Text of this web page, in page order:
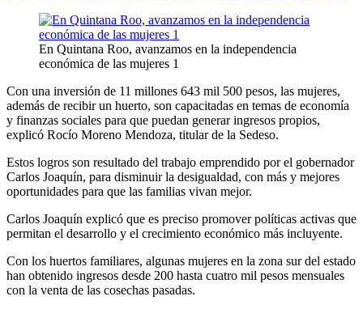
En Quintana Roo, avanzamos en la independencia
económica de las mujeres 1
Con una inversión de 11 millones 643 mil 500 pesos, las mujeres,
además de recibir un huerto, son capacitadas en temas de economía
y finanzas sociales para que puedan generar ingresos propios,
explicó Rocío Moreno Mendoza, titular de la Sedeso.
Estos logros son resultado del trabajo emprendido por el gobernador
Carlos Joaquín, para disminuir la desigualdad, con más y mejores
oportunidades para que las familias vivan mejor.
Carlos Joaquín explicó que es preciso promover políticas activas que
permitan el desarrollo y el crecimiento económico más incluyente.
Con los huertos familiares, algunas mujeres en la zona sur del estado
han obtenido ingresos desde 200 hasta cuatro mil pesos mensuales
con la venta de las cosechas pasadas.